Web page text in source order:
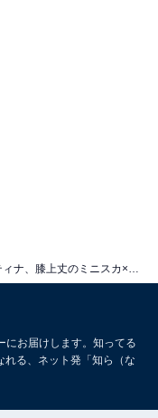
にお届けします。知ってる
る、ネット発「知ら（な